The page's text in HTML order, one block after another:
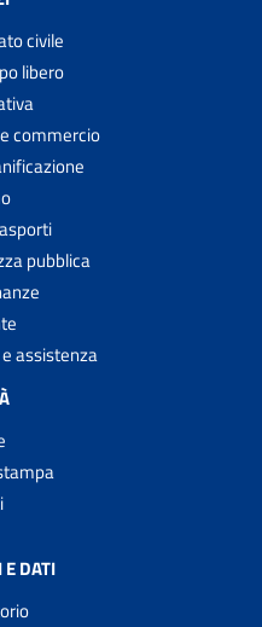
civile
libero
commercio
pubblica
assistenza
DATI